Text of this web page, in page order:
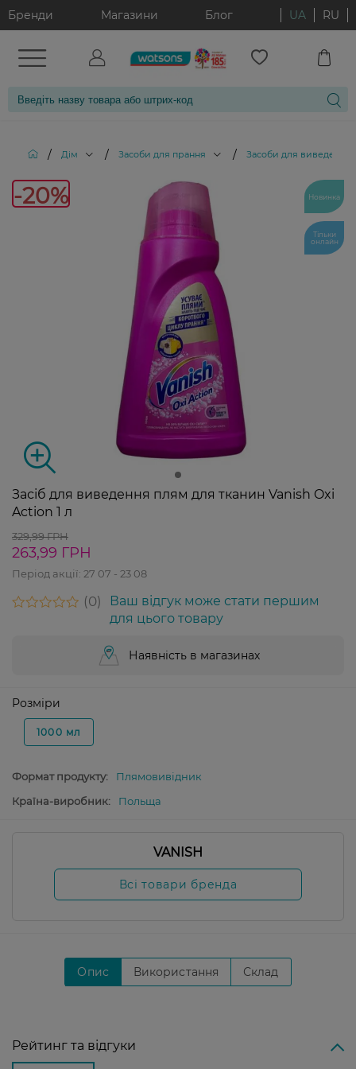
Бренди Магазини Блог UA RU
/ Дім / Засоби для прання / Засоби для виведення
-20% Новинка
Тільки
онлайн
Засіб для виведення плям для тканин Vanish Oxi
Action 1 л
329,99 ГРН
263,99 ГРН
Період акції: 27 07 - 23 08
0
Ваш відгук може стати першим
для цього товару
Наявність в магазинах
Розміри
1000 мл
Формат продукту:
Плямовивідник
Країна-виробник:
Польща
VANISH
Всі товари бренда
Опис Використання Склад
Рейтинг та відгуки